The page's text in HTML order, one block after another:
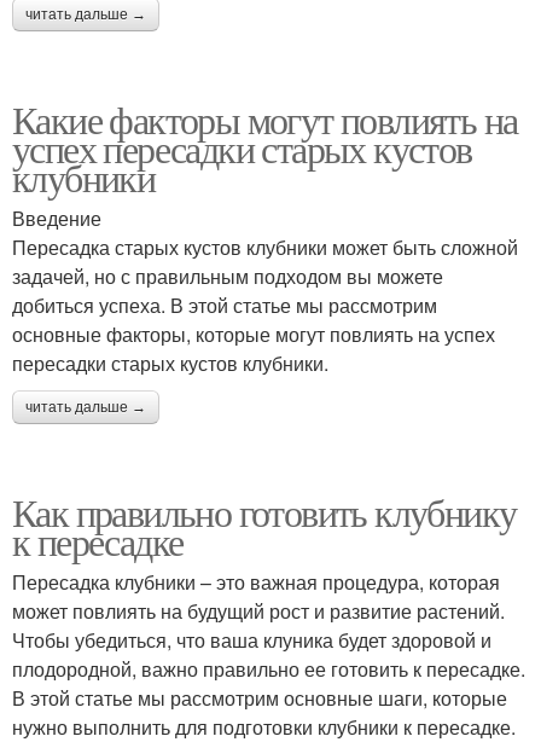
читать дальше →
Какие факторы могут повлиять на
успех пересадки старых кустов
клубники
Введение
Пересадка старых кустов клубники может быть сложной
задачей, но с правильным подходом вы можете
добиться успеха. В этой статье мы рассмотрим
основные факторы, которые могут повлиять на успех
пересадки старых кустов клубники.
читать дальше →
Как правильно готовить клубнику
к пересадке
Пересадка клубники – это важная процедура, которая
может повлиять на будущий рост и развитие растений.
Чтобы убедиться, что ваша клуника будет здоровой и
плодородной, важно правильно ее готовить к пересадке.
В этой статье мы рассмотрим основные шаги, которые
нужно выполнить для подготовки клубники к пересадке.